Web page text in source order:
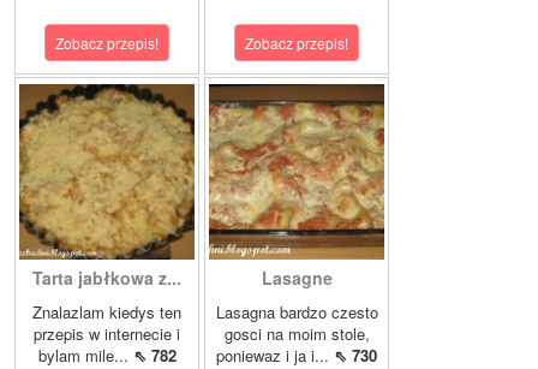
Zobacz przepis! Zobacz przepis!
Tarta jabłkowa z...
Znalazlam kiedys ten
przepis w internecie i
bylam mile... ⇖ 782
Lasagne
Lasagna bardzo czesto
gosci na moim stole,
poniewaz i ja i... ⇖ 730